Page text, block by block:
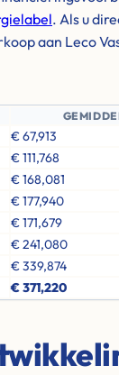
. Als u
aan Leco
€ 67,913
€ 111,768
€ 168,081
€ 177,940
€ 171,679
€ 241,080
€ 339,874
€ 371,220